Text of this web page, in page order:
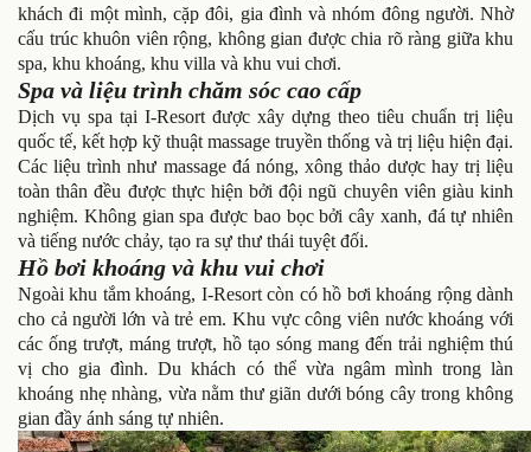
khách đi một mình, cặp đôi, gia đình và nhóm đông người. Nhờ
cấu trúc khuôn viên rộng, không gian được chia rõ ràng giữa khu
spa, khu khoáng, khu villa và khu vui chơi.
Spa và liệu trình chăm sóc cao cấp
Dịch vụ spa tại I-Resort được xây dựng theo tiêu chuẩn trị liệu
quốc tế, kết hợp kỹ thuật massage truyền thống và trị liệu hiện đại.
Các liệu trình như massage đá nóng, xông thảo dược hay trị liệu
toàn thân đều được thực hiện bởi đội ngũ chuyên viên giàu kinh
nghiệm. Không gian spa được bao bọc bởi cây xanh, đá tự nhiên
và tiếng nước chảy, tạo ra sự thư thái tuyệt đối.
Hồ bơi khoáng và khu vui chơi
Ngoài khu tắm khoáng, I-Resort còn có hồ bơi khoáng rộng dành
cho cả người lớn và trẻ em. Khu vực công viên nước khoáng với
các ống trượt, máng trượt, hồ tạo sóng mang đến trải nghiệm thú
vị cho gia đình. Du khách có thể vừa ngâm mình trong làn
khoáng nhẹ nhàng, vừa nằm thư giãn dưới bóng cây trong không
gian đầy ánh sáng tự nhiên.